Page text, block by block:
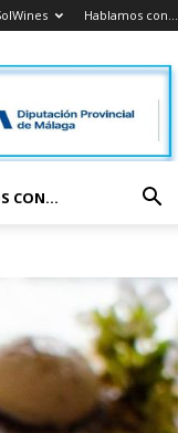
Hablamos con…
CON…